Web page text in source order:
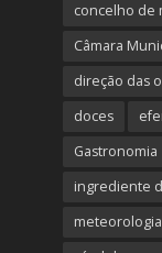
concelho de
Câmara
direção das
doces
Gastronomia
ingrediente
meteorologia